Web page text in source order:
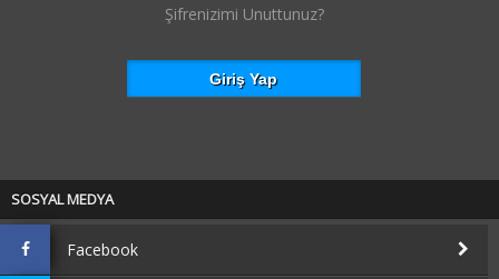
Şifrenizimi Unuttunuz?
SOSYAL MEDYA
Facebook